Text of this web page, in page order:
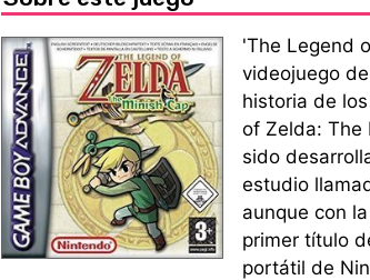
'The Legend
videojuego
historia de
of Zelda: The
sido
estudio
aunque con
primer título
portátil de